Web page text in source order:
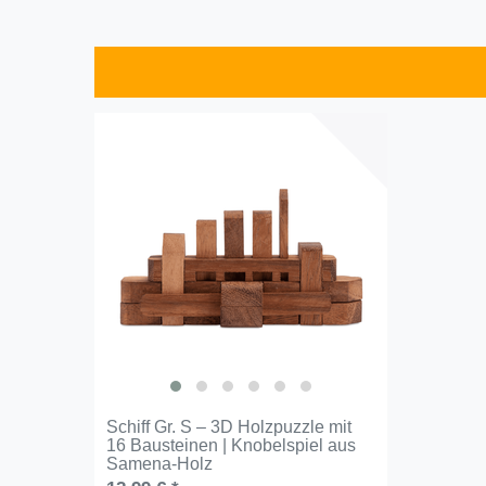
Schiff Gr. S – 3D Holzpuzzle mit
16 Bausteinen | Knobelspiel aus
Samena-Holz